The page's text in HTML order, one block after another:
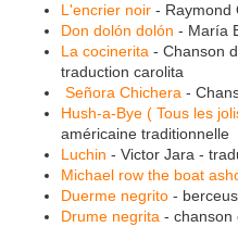
L'encrier noir - Raymond
Don dolón dolón - María
La cocinerita - Chanson
traduction carolita
Señora Chichera -
Hush-a-Bye ( Tous les
américaine traditionnelle
Luchin - Victor Jara -
Michael row the boat
Duerme negrito -
Drume negrita - chanson